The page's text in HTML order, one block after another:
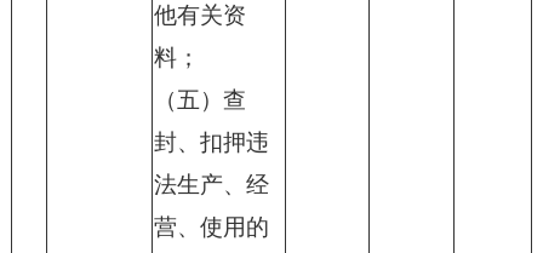
他有关资
料；
（五）查
封、扣押违
法生产、经
营、使用的